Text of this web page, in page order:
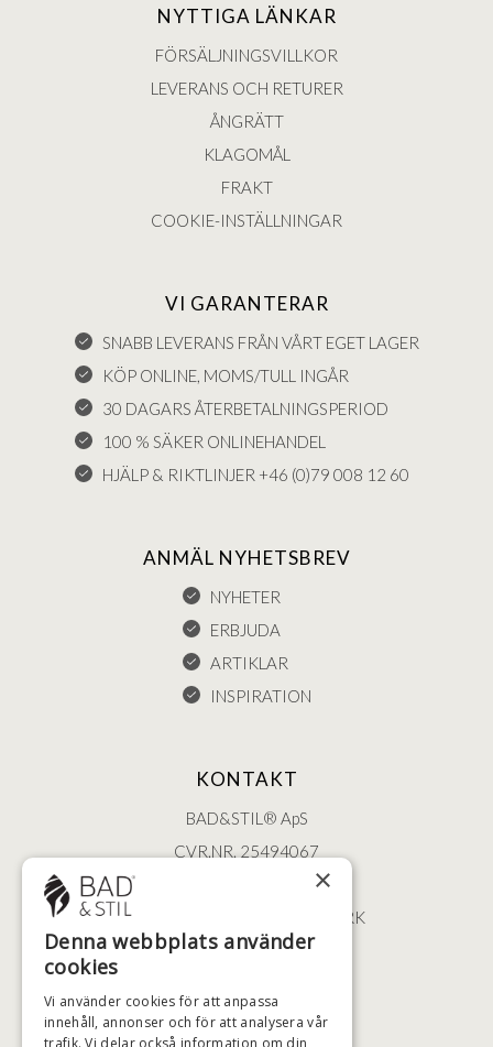
NYTTIGA LÄNKAR
FÖRSÄLJNINGSVILLKOR
LEVERANS OCH RETURER
ÅNGRÄTT
KLAGOMÅL
FRAKT
COOKIE-INSTÄLLNINGAR
VI GARANTERAR
SNABB LEVERANS FRÅN VÅRT EGET LAGER
KÖP ONLINE, MOMS/TULL INGÅR
30 DAGARS ÅTERBETALNINGSPERIOD
100 % SÄKER ONLINEHANDEL
HJÄLP & RIKTLINJER +46 (0)79 008 12 60
ANMÄL NYHETSBREV
NYHETER
ERBJUDA
ARTIKLAR
INSPIRATION
KONTAKT
BAD&STIL® ApS
CVR.NR. 25494067
ØSTERBROGADE 202
2100 KØBENHAVN • DANMARK
+46 (0)79 008 12 60
×
Denna webbplats använder
cookies
Vi använder cookies för att anpassa
innehåll, annonser och för att analysera vår
trafik. Vi delar också information om din